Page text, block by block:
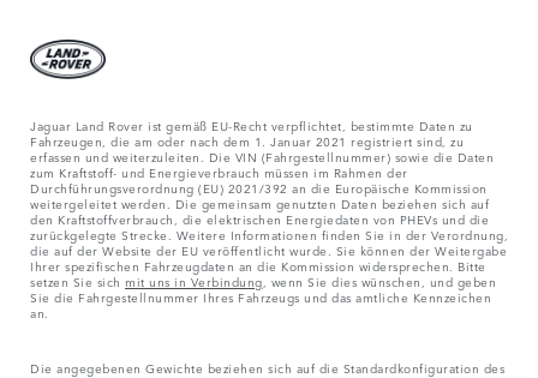
Jaguar Land Rover ist gemäß EU-Recht verpflichtet, bestimmte Daten zu
Fahrzeugen, die am oder nach dem 1. Januar 2021 registriert sind, zu
erfassen und weiterzuleiten. Die VIN (Fahrgestellnummer) sowie die Daten
zum Kraftstoff- und Energieverbrauch müssen im Rahmen der
Durchführungsverordnung (EU) 2021/392 an die Europäische Kommission
weitergeleitet werden. Die gemeinsam genutzten Daten beziehen sich auf
den Kraftstoffverbrauch, die elektrischen Energiedaten von PHEVs und die
zurückgelegte Strecke. Weitere Informationen finden Sie in der Verordnung,
die auf der Website der EU veröffentlicht wurde. Sie können der Weitergabe
Ihrer spezifischen Fahrzeugdaten an die Kommission widersprechen. Bitte
setzen Sie sich mit uns in Verbindung , wenn Sie dies wünschen, und geben
Sie die Fahrgestellnummer Ihres Fahrzeugs und das amtliche Kennzeichen
an.
Die angegebenen Gewichte beziehen sich auf die Standardkonfiguration des